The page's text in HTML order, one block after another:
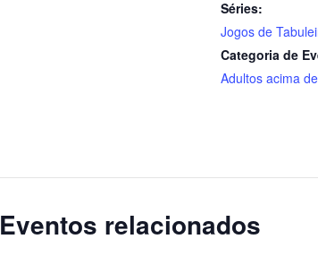
Séries:
Jogos de
Categoria de
Adultos acima
Eventos relacionados